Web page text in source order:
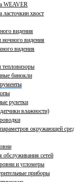
WEAVER
ласточкин хвост
видения
видения
видения
бинокли
рулетки
влажности)
окружающей
сетей
и угломеры
приборы